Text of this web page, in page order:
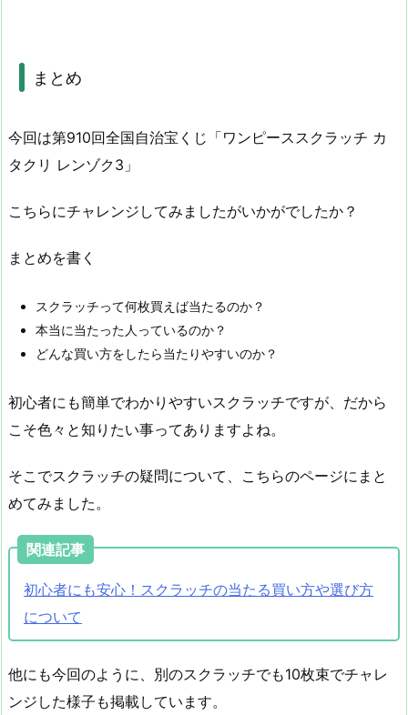
まとめ
今回は第910回全国自治宝くじ「ワンピーススクラッチ カ
タクリ レンゾク3」
こちらにチャレンジしてみましたがいかがでしたか？
まとめを書く
スクラッチって何枚買えば当たるのか？
本当に当たった人っているのか？
どんな買い方をしたら当たりやすいのか？
初心者にも簡単でわかりやすいスクラッチですが、だから
こそ色々と知りたい事ってありますよね。
そこでスクラッチの疑問について、こちらのページにまと
めてみました。
関連記事
初心者にも安心！スクラッチの当たる買い方や選び方
について
他にも今回のように、別のスクラッチでも10枚束でチャレ
ンジした様子も掲載しています。